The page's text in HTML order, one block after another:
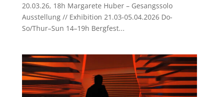
20.03.26, 18h Margarete Huber – Gesangssolo
Ausstellung // Exhibition 21.03-05.04.2026 Do-
So/Thur–Sun 14–19h Bergfest...